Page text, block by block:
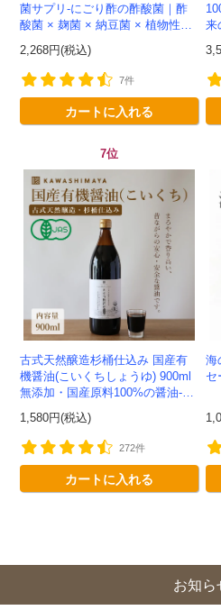
菌サプリ-にごり酢の酢酸菌｜酢
酸菌 × 麹菌 × 納豆菌 × 植物性乳
酸菌20兆個を一粒に凝縮-かわし
ま屋-モニター追加20...
2,268円(税込)
7件
カートに入れる
来
機
料
7位
古式天然醸造杉桶仕込み 国産有
機醤油(こいくちしょうゆ) 900ml
無添加・国産原料100%の醤油-か
わしま屋-
1,580円(税込)
272件
カートに入れる
海
セ
お知ら